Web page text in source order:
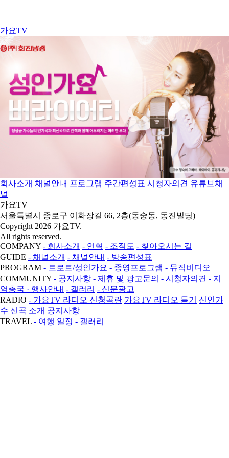
가요TV
회사소개 채널안내 프로그램 주간편성표 시청자의견 유튜브채
널
가요TV
서울특별시 종로구 이화장길 66, 2층(동숭동, 동진빌딩)
Copyright 2026 가요TV.
All rights reserved.
COMPANY - 회사소개 - 연혁 - 조직도 - 찾아오시는 길
GUIDE - 채널소개 - 채널안내 - 방송편성표
PROGRAM - 트로트/성인가요 - 종영프로그램 - 뮤직비디오
COMMUNITY - 공지사항 - 제휴 및 광고문의 - 시청자의견 - 지
역총국 · 행사안내 - 갤러리 - 신문광고
RADIO - 가요TV 라디오 신청곡란 가요TV 라디오 듣기
신인가
수 신곡 소개 공지사항
TRAVEL - 여행 일정 - 갤러리